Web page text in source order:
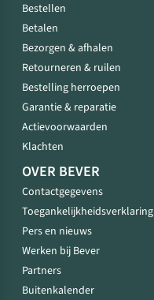
Bestellen
Betalen
Bezorgen & afhalen
Retourneren & ruilen
Bestelling herroepen
Garantie & reparatie
Actievoorwaarden
Klachten
OVER BEVER
Contactgegevens
Toegankelijkheidsverklaring
Pers en nieuws
Werken bij Bever
Partners
Buitenkalender